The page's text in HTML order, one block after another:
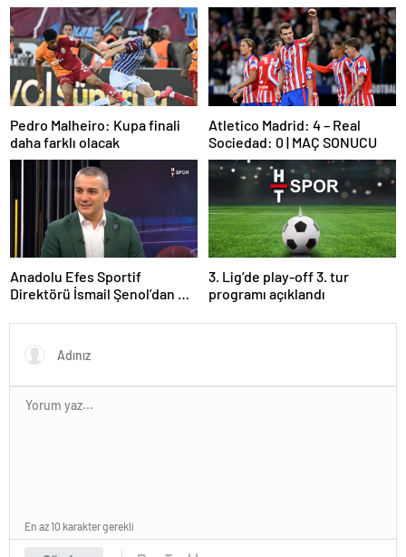
Pedro Malheiro: Kupa finali
daha farklı olacak
Atletico Madrid: 4 – Real
Sociedad: 0 | MAÇ SONUCU
Anadolu Efes Sportif
Direktörü İsmail Şenol’dan HT
Four’un hayalini kuruyorduk!
3. Lig’de play-off 3. tur
programı açıklandı
En az 10 karakter gerekli